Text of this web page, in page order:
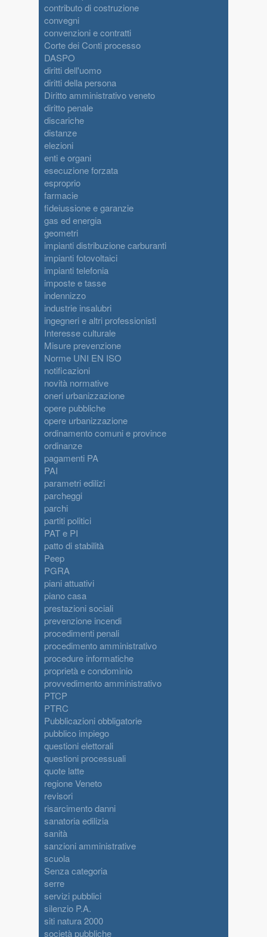
contributo di costruzione
convegni
convenzioni e contratti
Corte dei Conti processo
DASPO
diritti dell'uomo
diritti della persona
Diritto amministrativo veneto
diritto penale
discariche
distanze
elezioni
enti e organi
esecuzione forzata
esproprio
farmacie
fideiussione e garanzie
gas ed energia
geometri
impianti distribuzione carburanti
impianti fotovoltaici
impianti telefonia
imposte e tasse
indennizzo
industrie insalubri
ingegneri e altri professionisti
Interesse culturale
Misure prevenzione
Norme UNI EN ISO
notificazioni
novità normative
oneri urbanizzazione
opere pubbliche
opere urbanizzazione
ordinamento comuni e province
ordinanze
pagamenti PA
PAI
parametri edilizi
parcheggi
parchi
partiti politici
PAT e PI
patto di stabilità
Peep
PGRA
piani attuativi
piano casa
prestazioni sociali
prevenzione incendi
procedimenti penali
procedimento amministrativo
procedure informatiche
proprietà e condominio
provvedimento amministrativo
PTCP
PTRC
Pubblicazioni obbligatorie
pubblico impiego
questioni elettorali
questioni processuali
quote latte
regione Veneto
revisori
risarcimento danni
sanatoria edilizia
sanità
sanzioni amministrative
scuola
Senza categoria
serre
servizi pubblici
silenzio P.A.
siti natura 2000
società pubbliche